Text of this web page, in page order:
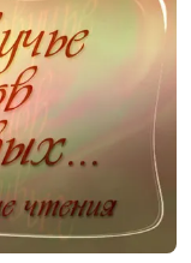
Ирина
Кириченко
#21
Ирина
Кириченко
#20
Кириченко
#19